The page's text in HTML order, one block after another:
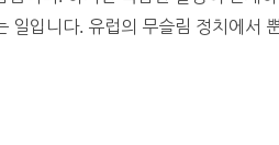
일입니다. 유럽의 무슬림 정치에서